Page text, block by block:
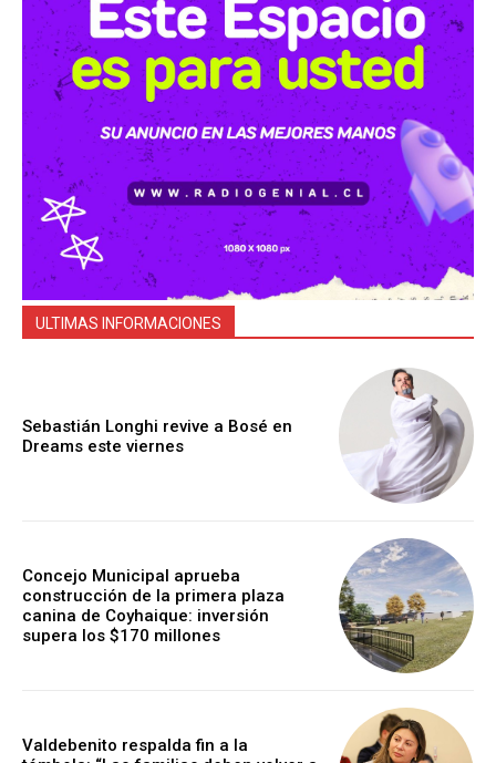
ULTIMAS INFORMACIONES
Sebastián Longhi revive a Bosé en
Dreams este viernes
Concejo Municipal aprueba
construcción de la primera plaza
canina de Coyhaique: inversión
supera los $170 millones
Valdebenito respalda fin a la